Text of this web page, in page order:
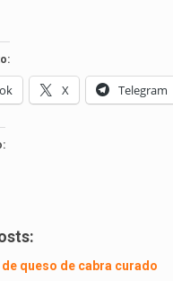
X Telegram
queso de cabra curado